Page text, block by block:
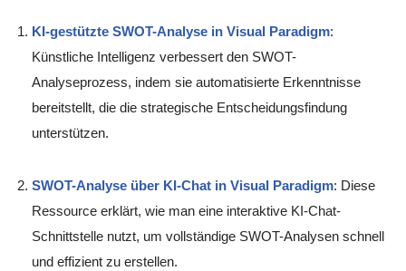
KI-gestützte SWOT-Analyse in Visual Paradigm:
Künstliche Intelligenz verbessert den SWOT-
Analyseprozess, indem sie automatisierte Erkenntnisse
bereitstellt, die die strategische Entscheidungsfindung
unterstützen.
SWOT-Analyse über KI-Chat in Visual Paradigm: Diese
Ressource erklärt, wie man eine interaktive KI-Chat-
Schnittstelle nutzt, um vollständige SWOT-Analysen schnell
und effizient zu erstellen.